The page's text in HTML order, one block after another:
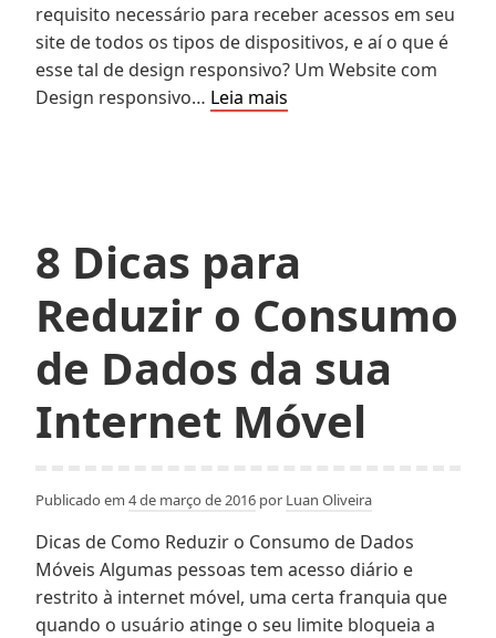
requisito necessário para receber acessos em seu
site de todos os tipos de dispositivos, e aí o que é
esse tal de design responsivo? Um Website com
Design responsivo… Leia mais
que
Design
8 Dicas para
Reduzir o Consumo
de Dados da sua
Internet Móvel
Publicado em 4 de março de 2016 por Luan Oliveira
Dicas de Como Reduzir o Consumo de Dados
Móveis Algumas pessoas tem acesso diário e
restrito à internet móvel, uma certa franquia que
quando o usuário atinge o seu limite bloqueia a